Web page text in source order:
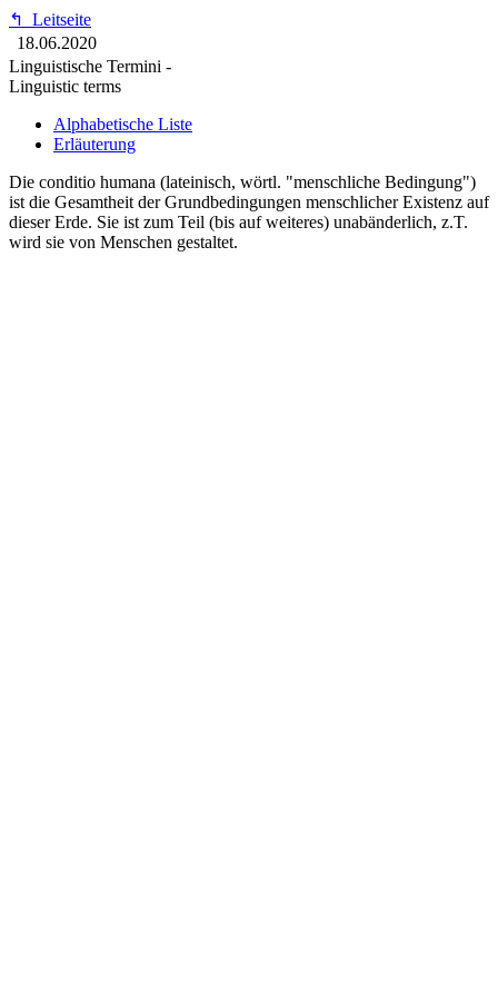
↰
Leitseite
18.06.2020
Linguistische Termini -
Linguistic terms
Alphabetische Liste
Erläuterung
Die conditio humana (lateinisch, wörtl. "menschliche Bedingung")
ist die Gesamtheit der Grundbedingungen menschlicher Existenz auf
dieser Erde. Sie ist zum Teil (bis auf weiteres) unabänderlich, z.T.
wird sie von Menschen gestaltet.